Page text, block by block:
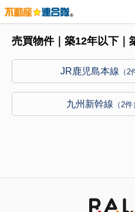
売買物件｜築12年以下｜
JR鹿児島本線 （2
九州新幹線 （2件